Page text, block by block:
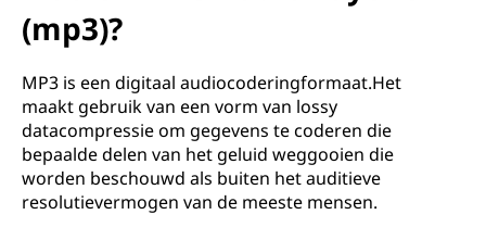
(mp3)?
MP3 is een digitaal audiocoderingformaat.Het
maakt gebruik van een vorm van lossy
datacompressie om gegevens te coderen die
bepaalde delen van het geluid weggooien die
worden beschouwd als buiten het auditieve
resolutievermogen van de meeste mensen.